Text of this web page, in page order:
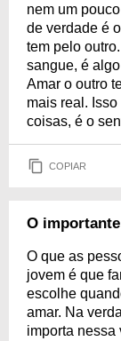
nem um
de verdade é
tem pelo
sangue, é
Amar o outro
mais real.
coisas, é o
COPIAR
O
O que as
jovem é que
escolhe
amar. Na
importa nessa